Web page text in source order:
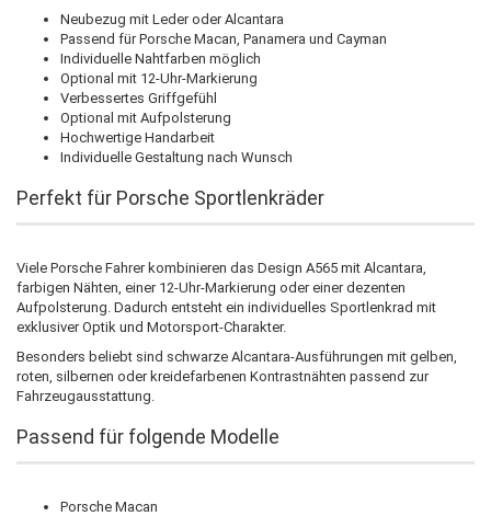
Neubezug mit Leder oder Alcantara
Passend für Porsche Macan, Panamera und Cayman
Individuelle Nahtfarben möglich
Optional mit 12-Uhr-Markierung
Verbessertes Griffgefühl
Optional mit Aufpolsterung
Hochwertige Handarbeit
Individuelle Gestaltung nach Wunsch
Perfekt für Porsche Sportlenkräder
Viele Porsche Fahrer kombinieren das Design A565 mit Alcantara,
farbigen Nähten, einer 12-Uhr-Markierung oder einer dezenten
Aufpolsterung. Dadurch entsteht ein individuelles Sportlenkrad mit
exklusiver Optik und Motorsport-Charakter.
Besonders beliebt sind schwarze Alcantara-Ausführungen mit gelben,
roten, silbernen oder kreidefarbenen Kontrastnähten passend zur
Fahrzeugausstattung.
Passend für folgende Modelle
Porsche Macan